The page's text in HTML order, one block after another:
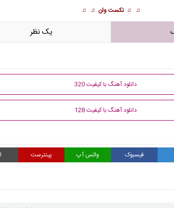
♫ ♫ نکست وان ♫ ♫
يک نظر
دانلود آهنگ با کیفیت 320
دانلود آهنگ با کیفیت 128
فیسبوک واتس آپ پینترست